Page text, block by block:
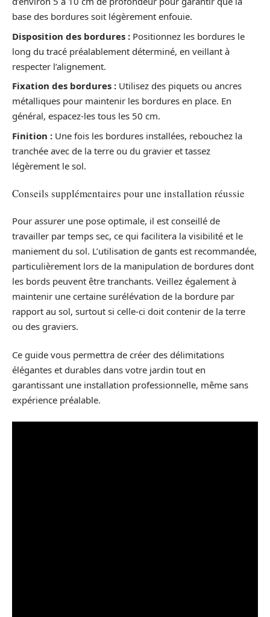
base des bordures soit légèrement enfouie.
Disposition des bordures : Positionnez les bordures le
long du tracé préalablement déterminé, en veillant à
respecter l’alignement.
Fixation des bordures : Utilisez des piquets ou ancres
métalliques pour maintenir les bordures en place. En
général, espacez-les tous les 50 cm.
Finition : Une fois les bordures installées, rebouchez la
tranchée avec de la terre ou du gravier et tassez
légèrement le sol.
Conseils supplémentaires pour une installation réussie
Pour assurer une pose optimale, il est conseillé de
travailler par temps sec, ce qui facilitera la visibilité et le
maniement du sol. L’utilisation de gants est recommandée,
particulièrement lors de la manipulation de bordures dont
les bords peuvent être tranchants. Veillez également à
maintenir une certaine surélévation de la bordure par
rapport au sol, surtout si celle-ci doit contenir de la terre
ou des graviers.
Ce guide vous permettra de créer des délimitations
élégantes et durables dans votre jardin tout en
garantissant une installation professionnelle, même sans
expérience préalable.